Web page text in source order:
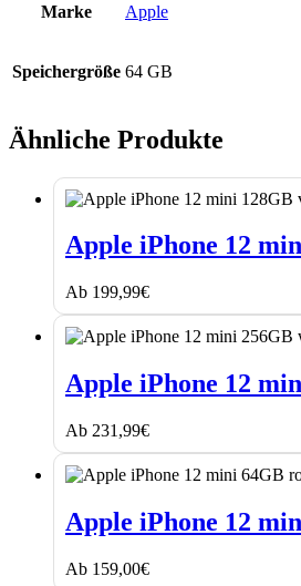
Marke Apple
Speichergröße 64 GB
Ähnliche Produkte
iPhone
12
128GB
violett
Apple iPhone 12
Ab 199,99€
iPhone
12
256GB
weiß
Apple iPhone 12
Ab 231,99€
iPhone
12
64GB
Apple iPhone 12
Ab 159,00€